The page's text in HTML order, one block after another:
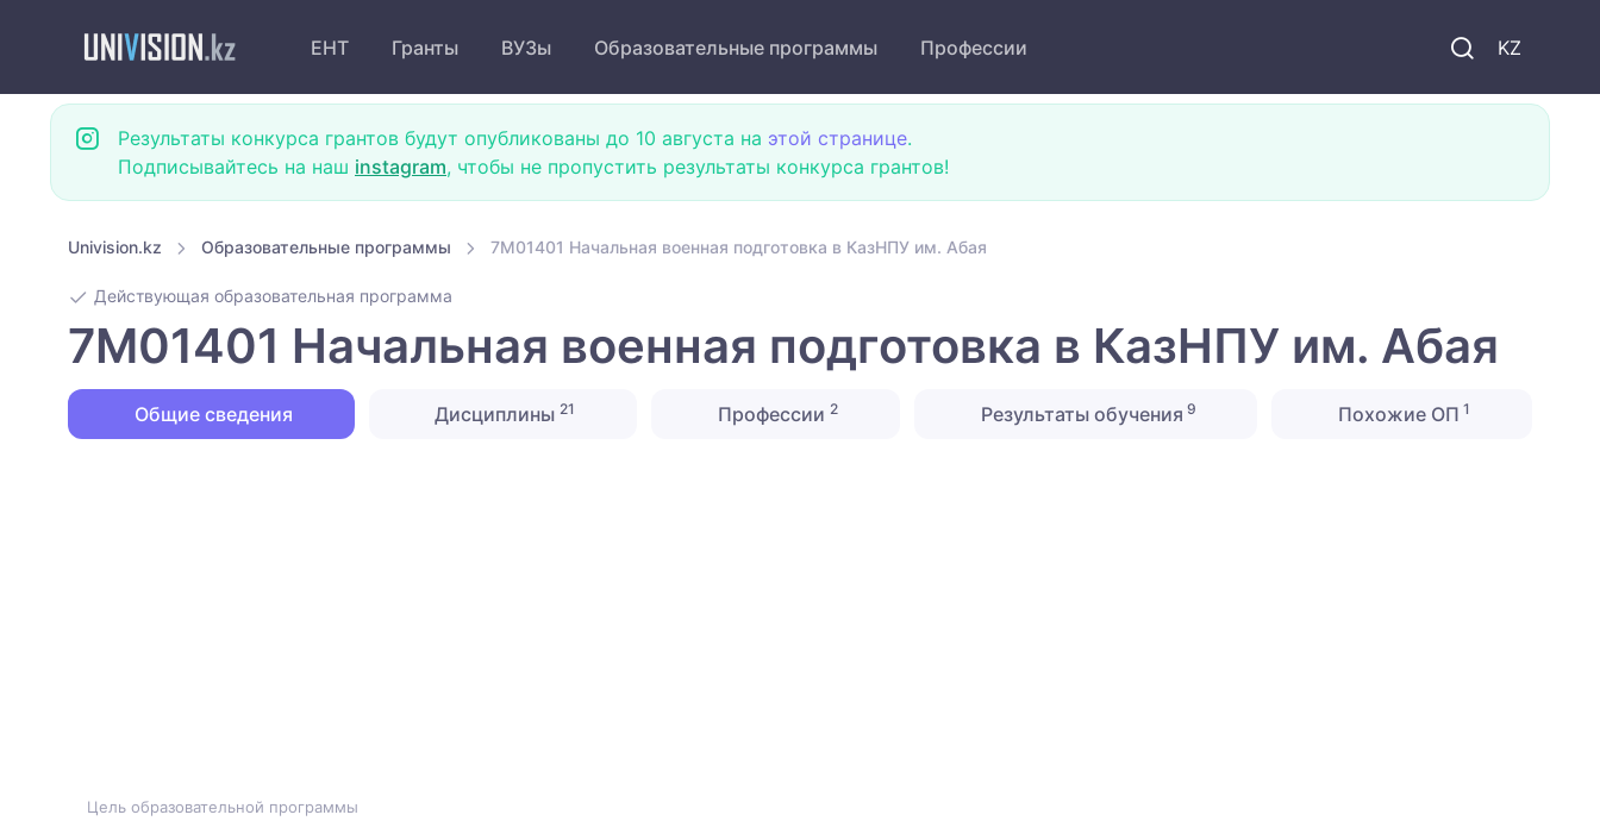
KZ
ЕНТ Гранты ВУЗы Образовательные программы Профессии
Результаты конкурса грантов будут опубликованы до 10 августа на этой странице.
Подписывайтесь на наш instagram, чтобы не пропустить результаты конкурса грантов!
Univision.kz Образовательные программы 7M01401 Начальная военная подготовка в КазНПУ им. Абая
Действующая образовательная программа
7M01401 Начальная военная подготовка в КазНПУ им. Абая
Общие сведения Дисциплины21 Профессии 2 Результаты обучения 9 Похожие ОП 1
Цель образовательной программы